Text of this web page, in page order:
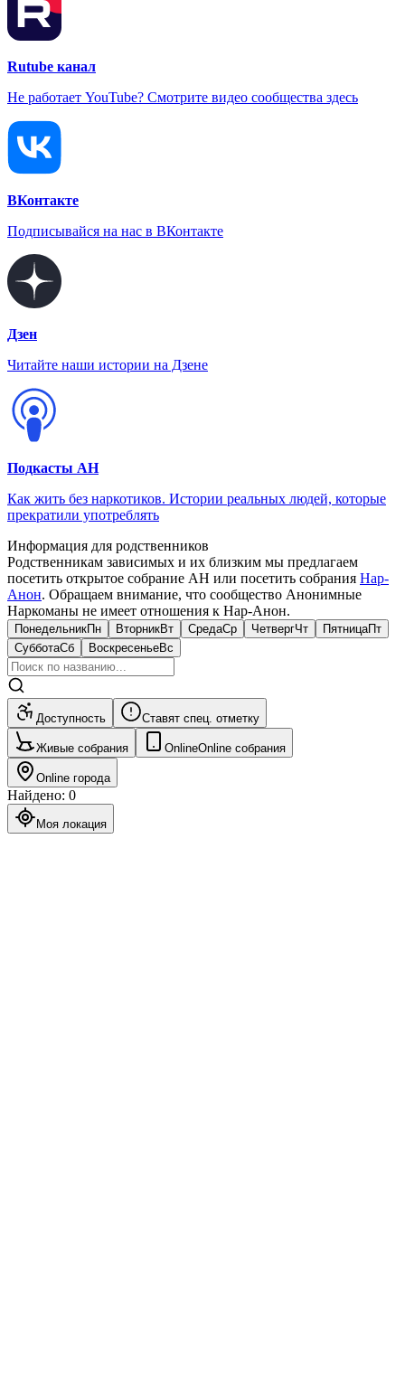
Rutube канал
Не работает YouTube? Смотрите видео сообщества здесь
ВКонтакте
Подписывайся на нас в ВКонтакте
Дзен
Читайте наши истории на Дзене
Подкасты АН
Как жить без наркотиков. Истории реальных людей, которые
прекратили употреблять
Информация для родственников
Родственникам зависимых и их близким мы предлагаем
посетить открытое собрание АН или посетить собрания Нар-
Анон. Обращаем внимание, что сообщество Анонимные
Наркоманы не имеет отношения к Нар-Анон.
ПонедельникПн ВторникВт СредаСр ЧетвергЧт ПятницаПт
СубботаСб ВоскресеньеВс
Доступность Ставят спец. отметку
Живые собрания OnlineOnline собрания
Online города
Найдено: 0
Моя локация